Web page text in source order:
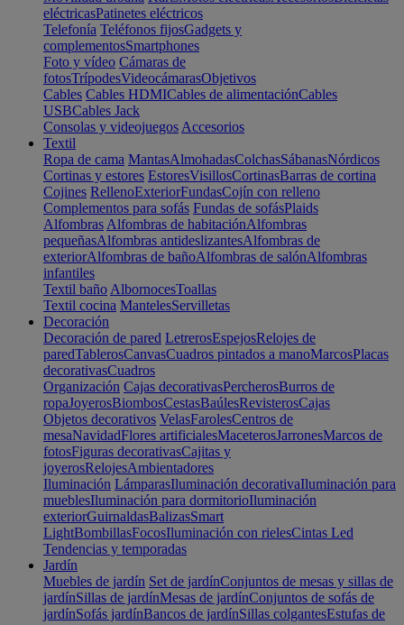
eléctricasPatinetes eléctricos
Telefonía Teléfonos fijosGadgets y
complementosSmartphones
Foto y vídeo Cámaras de
fotosTrípodesVideocámarasObjetivos
Cables Cables HDMICables de alimentaciónCables
USBCables Jack
Consolas y videojuegos Accesorios
Textil
Ropa de cama MantasAlmohadasColchasSábanasNórdicos
Cortinas y estores EstoresVisillosCortinasBarras de cortina
Cojines RellenoExteriorFundasCojín con relleno
Complementos para sofás Fundas de sofásPlaids
Alfombras Alfombras de habitaciónAlfombras
pequeñasAlfombras antideslizantesAlfombras de
exteriorAlfombras de bañoAlfombras de salónAlfombras
infantiles
Textil baño AlbornocesToallas
Textil cocina MantelesServilletas
Decoración
Decoración de pared LetrerosEspejosRelojes de
paredTablerosCanvasCuadros pintados a manoMarcosPlacas
decorativasCuadros
Organización Cajas decorativasPercherosBurros de
ropaJoyerosBiombosCestasBaúlesRevisterosCajas
Objetos decorativos VelasFarolesCentros de
mesaNavidadFlores artificialesMaceterosJarronesMarcos de
fotosFiguras decorativasCajitas y
joyerosRelojesAmbientadores
Iluminación LámparasIluminación decorativaIluminación para
mueblesIluminación para dormitorioIluminación
exteriorGuirnaldasBalizasSmart
LightBombillasFocosIluminación con rielesCintas Led
Tendencias y temporadas
Jardín
Muebles de jardín Set de jardínConjuntos de mesas y sillas de
jardínSillas de jardínMesas de jardínConjuntos de sofás de
jardínSofás jardínBancos de jardínSillas colgantesEstufas de